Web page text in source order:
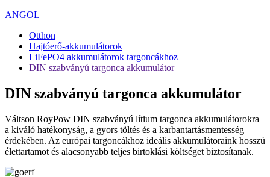
ANGOL
Otthon
Hajtóerő-akkumulátorok
LiFePO4 akkumulátorok targoncákhoz
DIN szabványú targonca akkumulátor
DIN szabványú targonca akkumulátor
Váltson RoyPow DIN szabványú lítium targonca akkumulátorokra
a kiváló hatékonyság, a gyors töltés és a karbantartásmentesség
érdekében. Az európai targoncákhoz ideális akkumulátoraink hosszú
élettartamot és alacsonyabb teljes birtoklási költséget biztosítanak.